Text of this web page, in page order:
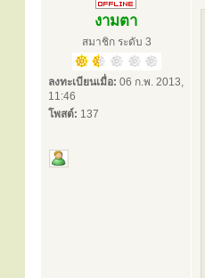
งามตา
สมาชิก ระดับ 3
ลงทะเบียนเมื่อ: 06 ก.พ. 2013,
11:46
โพสต์: 137